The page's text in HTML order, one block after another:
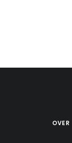
OVER